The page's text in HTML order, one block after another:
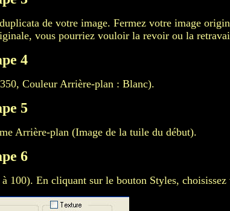
de votre image. Fermez votre image
vous pourriez vouloir la revoir ou la
4
Couleur Arrière-plan : Blanc).
5
Arrière-plan (Image de la tuile du début).
6
100). En cliquant sur le bouton Styles,